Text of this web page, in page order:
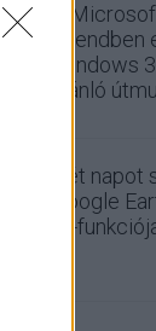
A
Windows
ajánló
Két napot
Google
AI-